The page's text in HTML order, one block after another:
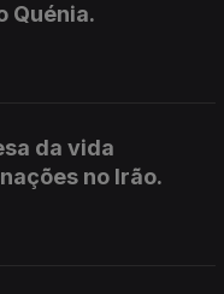
Quénia.
da vida
no Irão.